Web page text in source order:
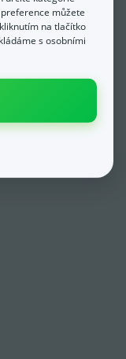
do
mohou
kteří si přejí
můžete
na tlačítko
s osobními